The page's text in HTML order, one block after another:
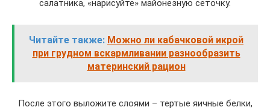
салатника, «нарисуйте» майонезную сеточку.
Читайте также: Можно ли кабачковой икрой
при грудном вскармливании разнообразить
материнский рацион
После этого выложите слоями – тертые яичные белки,